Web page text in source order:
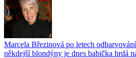
Marcela Březinová po letech
někdejší blondýny je dnes babička hrdá